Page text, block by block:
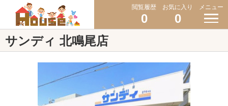
閲覧履歴
0
お気に入り
0
メニュー
サンディ 北鳴尾店